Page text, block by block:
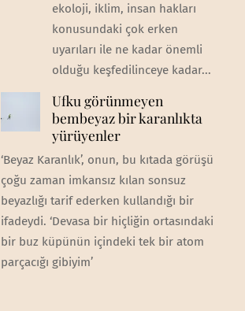
ekoloji, iklim, insan hakları
konusundaki çok erken
uyarıları ile ne kadar önemli
olduğu keşfedilinceye kadar...
Ufku görünmeyen
bembeyaz bir karanlıkta
yürüyenler
‘Beyaz Karanlık’, onun, bu kıtada görüşü
çoğu zaman imkansız kılan sonsuz
beyazlığı tarif ederken kullandığı bir
ifadeydi. ‘Devasa bir hiçliğin ortasındaki
bir buz küpünün içindeki tek bir atom
parçacığı gibiyim’